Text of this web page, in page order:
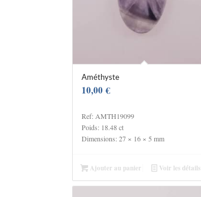
Améthyste
10,00€
Ref: AMTH19099
Poids: 18.48 ct
Dimensions: 27 × 16 × 5 mm
Ajouter au panier Voir les détails